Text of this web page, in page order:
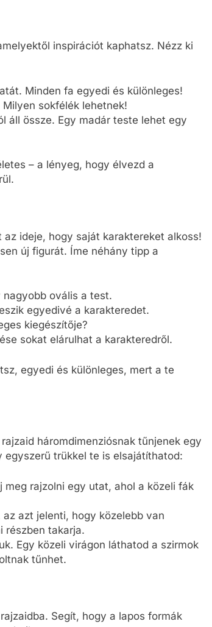
inspirációt kaphatsz. Nézz ki
Minden fa egyedi és különleges!
sokfélék lehetnek!
áll össze. Egy madár teste lehet egy
– a lényeg, hogy élvezd a
ideje, hogy saját karaktereket alkoss!
új figurát. Íme néhány tipp a
ovális a test.
egyedivé a karakteredet.
kiegészítője?
sokat elárulhat a karakteredről.
egyedi és különleges, mert a te
háromdimenziósnak tűnjenek egy
egyszerű trükkel te is elsajátíthatod:
rajzolni egy utat, ahol a közeli fák
azt jelenti, hogy közelebb van
részben takarja.
Egy közeli virágon láthatod a szirmok
tűnhet.
Segít, hogy a lapos formák